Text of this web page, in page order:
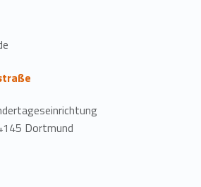
Dortmund